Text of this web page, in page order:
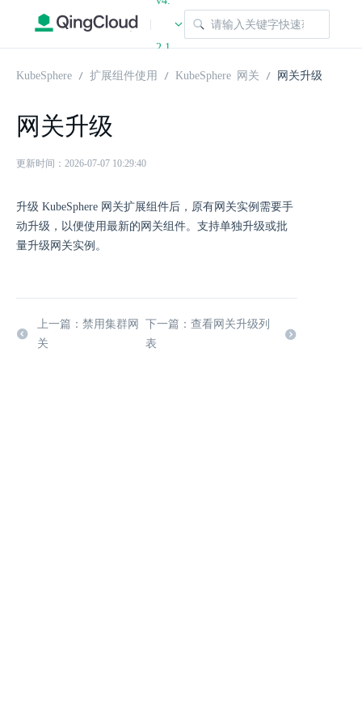
|
2.1
KubeSphere 扩展组件使用 KubeSphere 网关 网关升级
网关升级
更新时间：2026-07-07 10:29:40
升级 KubeSphere 网关扩展组件后，原有网关实例需要手
动升级，以便使用最新的网关组件。支持单独升级或批
量升级网关实例。
上一篇：禁用集群网
关
下一篇：查看网关升级列
表